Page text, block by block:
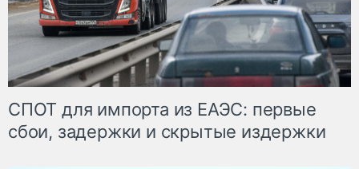
СПОТ для импорта из ЕАЭС: первые
сбои, задержки и скрытые издержки